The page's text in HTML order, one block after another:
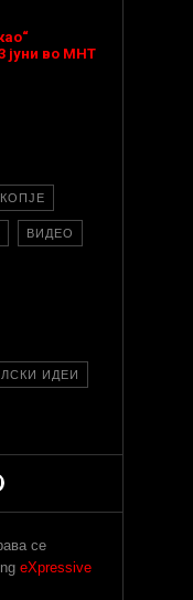
јуни во МНТ
ВИДЕО
ИДЕИ
се
eXpressive